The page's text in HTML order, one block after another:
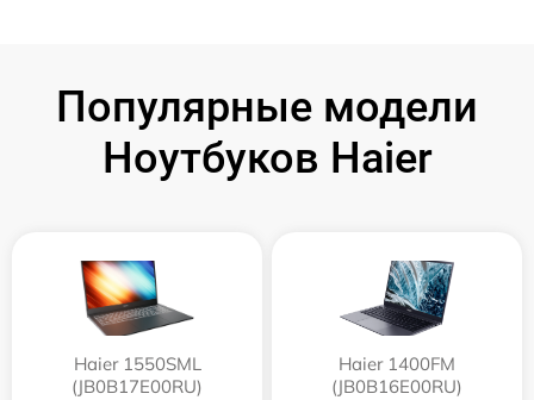
Популярные модели
Ноутбуков Haier
Haier 1550SML
(JB0B17E00RU)
Haier 1400FM
(JB0B16E00RU)